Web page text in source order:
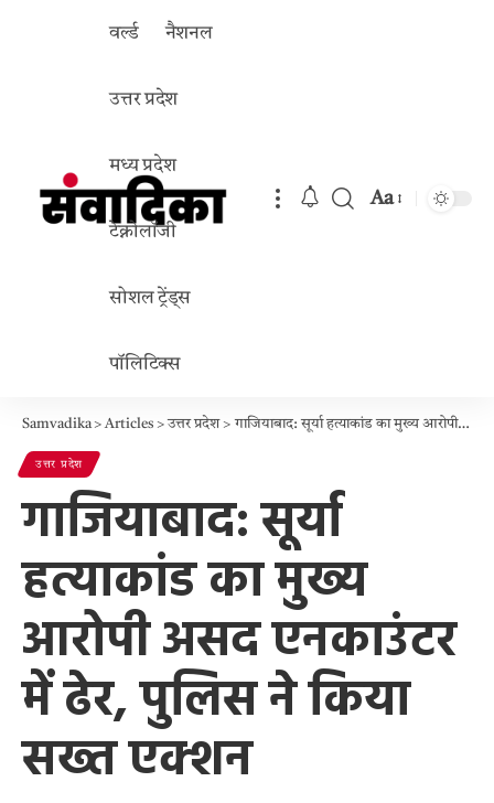
वर्ल्ड नैशनल
उत्तर प्रदेश
मध्य प्रदेश
टेक्नोलॉजी
सोशल ट्रेंड्स
पॉलिटिक्स
Aa
Samvadika>Articles >उत्तर प्रदेश>गाजियाबाद: सूर्या हत्याकांड का मुख्य आरोपी असद एनकाउंटर में ढेर, पुलिस ने किया सख्त एक्शन
उत्तर प्रदेश
गाजियाबाद: सूर्या
हत्याकांड का मुख्य
आरोपी असद एनकाउंटर
में ढेर, पुलिस ने किया
सख्त एक्शन